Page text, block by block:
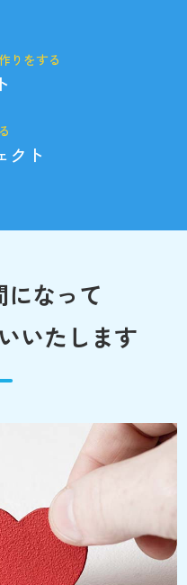
りをする
クト
なって
いたします